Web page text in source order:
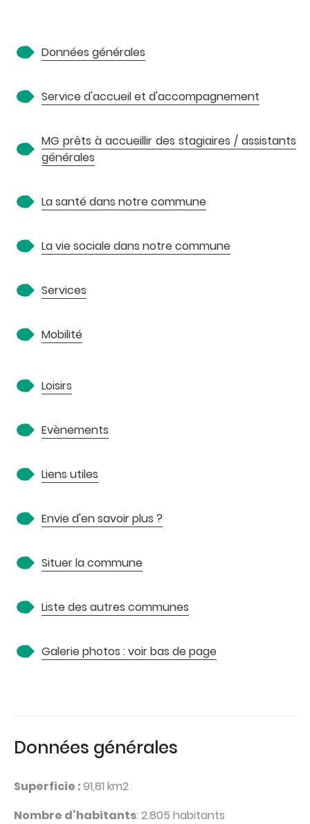
Données générales
Service d'accueil et d'accompagnement
MG prêts à accueillir des stagiaires / assistants
générales
La santé dans notre commune
La vie sociale dans notre commune
Services
Mobilité
Loisirs
Evènements
Liens utiles
Envie d'en savoir plus ?
Situer la commune
Liste des autres communes
Galerie photos : voir bas de page
Données générales
Superficie :91,81 km2
Nombre d’habitants: 2.805 habitants